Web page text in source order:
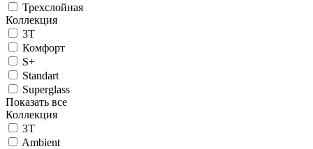
Трехслойная
Коллекция
3T
Комфорт
S+
Standart
Superglass
Показать все
Коллекция
3T
Ambient